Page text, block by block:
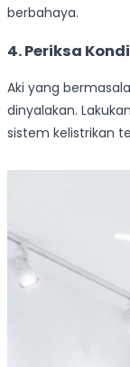
berbahaya.
4. Periksa
Aki yang
dinyalakan.
sistem kelistrikan